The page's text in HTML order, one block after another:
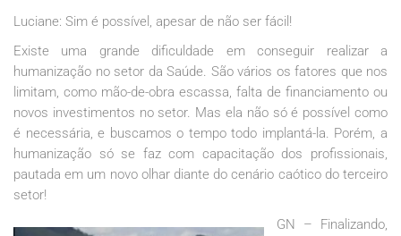
Luciane: Sim é possível, apesar de não ser fácil!
Existe uma grande dificuldade em conseguir realizar a
humanização no setor da Saúde. São vários os fatores que nos
limitam, como mão-de-obra escassa, falta de financiamento ou
novos investimentos no setor. Mas ela não só é possível como
é necessária, e buscamos o tempo todo implantá-la. Porém, a
humanização só se faz com capacitação dos profissionais,
pautada em um novo olhar diante do cenário caótico do terceiro
setor!
GN – Finalizando,